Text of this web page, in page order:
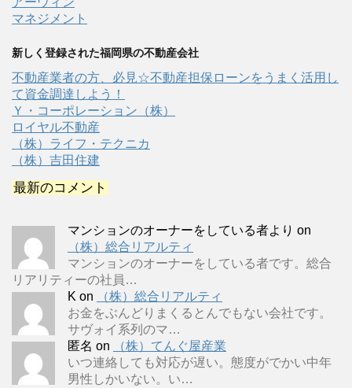
マネジメント
新しく登録された福岡県の不動産会社
不動産業者の方、必見☆不動産担保ローンをうまく活用し
て資金調達しよう！
Ｙ・コーポレーション（株）
ロイヤル不動産
（株）ライフ・テクニカ
（株）吉田住建
最新のコメント
マンションのオーナーをしている者より on
（株）総合リアルティ
マンションのオーナーをしている者です。総合
リアリティーの社員…
K on
（株）総合リアルティ
お金をぶんどりまくるとんでもない会社です。
サヴォイ系列のマ…
匿名 on
（株）てんぐ屋産業
いつ連絡しても対応が遅い。態度がでかい中年
男性しかいない。い…